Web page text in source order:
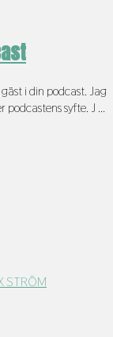
i din podcast. Jag
syfte. J ...
STRÖM